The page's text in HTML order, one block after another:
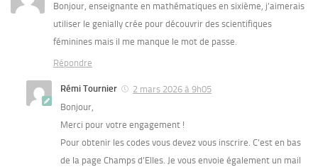
Bonjour, enseignante en mathématiques en sixième, j’aimerais
utiliser le genially crée pour découvrir des scientifiques
féminines mais il me manque le mot de passe.
Répondre
Rémi Tournier
2 mars 2026 à 9h05
Bonjour,
Merci pour votre engagement !
Pour obtenir les codes vous devez vous inscrire. C’est en bas
de la page Champs d’Elles. Je vous envoie également un mail